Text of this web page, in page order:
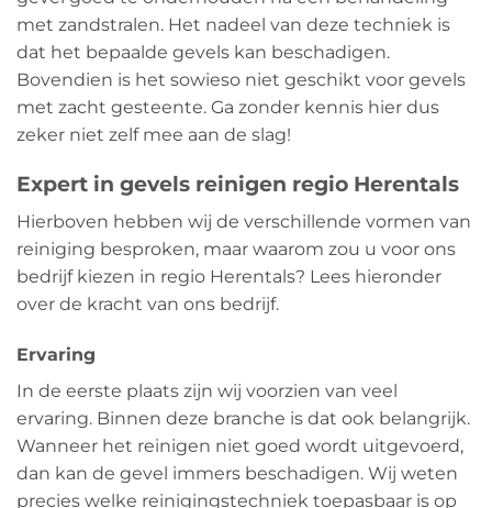
met zandstralen. Het nadeel van deze techniek is
dat het bepaalde gevels kan beschadigen.
Bovendien is het sowieso niet geschikt voor gevels
met zacht gesteente. Ga zonder kennis hier dus
zeker niet zelf mee aan de slag!
Expert in gevels reinigen regio Herentals
Hierboven hebben wij de verschillende vormen van
reiniging besproken, maar waarom zou u voor ons
bedrijf kiezen in regio Herentals? Lees hieronder
over de kracht van ons bedrijf.
Ervaring
In de eerste plaats zijn wij voorzien van veel
ervaring. Binnen deze branche is dat ook belangrijk.
Wanneer het reinigen niet goed wordt uitgevoerd,
dan kan de gevel immers beschadigen. Wij weten
precies welke reinigingstechniek toepasbaar is op